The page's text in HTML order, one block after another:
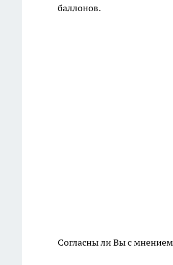
баллонов.
Согласны ли Вы с